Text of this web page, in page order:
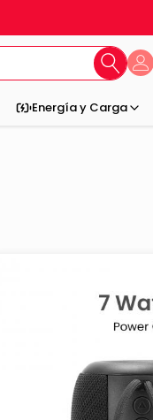
Energía y Carga